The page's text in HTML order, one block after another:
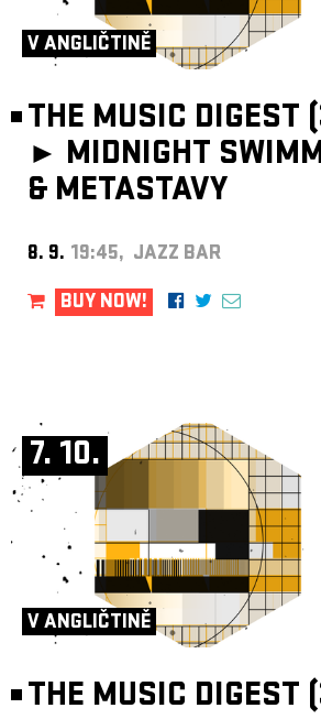
V ANGLIČTINĚ
THE MUSIC DIGEST
► MIDNIGHT
& METASTAVY
8. 9. 19:45, JAZZ BAR
BUY NOW!
7. 10.
V ANGLIČTINĚ
THE MUSIC DIGEST